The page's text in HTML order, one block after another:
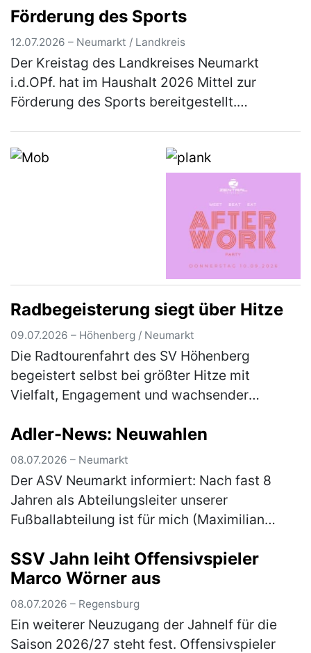
Besucher erleb…(mehr)
Förderung des Sports
12.07.2026 – Neumarkt / Landkreis
Der Kreistag des Landkreises Neumarkt
i.d.OPf. hat im Haushalt 2026 Mittel zur
Förderung des Sports bereitgestellt.
werden, …
Radbegeisterung siegt über Hitze
09.07.2026 – Höhenberg / Neumarkt
Die Radtourenfahrt des SV Höhenberg
begeistert selbst bei größter Hitze mit
Vielfalt, Engagement und wachsender
SV Höhenberg zog am letzten Juni-
Wochenende … (mehr)
Adler-News: Neuwahlen
08.07.2026 – Neumarkt
Der ASV Neumarkt informiert: Nach fast 8
Jahren als Abteilungsleiter unserer
Fußballabteilung ist für mich (Maximilian
neue Hände zu übergeben. Aus persönlichen
…(mehr)
SSV Jahn leiht Offensivspieler
Marco Wörner aus
08.07.2026 – Regensburg
Ein weiterer Neuzugang der Jahnelf für die
Saison 2026/27 steht fest. Offensivspieler